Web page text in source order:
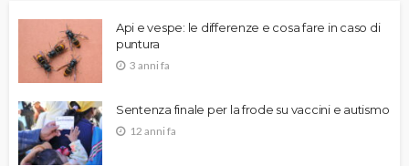
Api e vespe: le differenze e cosa fare in caso di
puntura
3 anni fa
Sentenza finale per la frode su vaccini e autismo
12 anni fa